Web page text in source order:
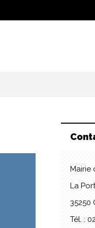
Mairie
La
35250
Tél. :